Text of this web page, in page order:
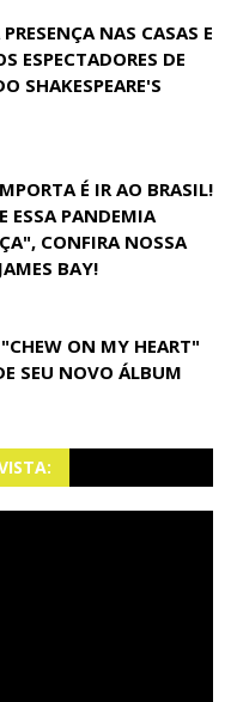
NAS CASAS E
ESPECTADORES DE
SHAKESPEARE'S
É IR AO BRASIL!
ESSA PANDEMIA
CONFIRA NOSSA
BAY!
ON MY HEART"
SEU NOVO ÁLBUM